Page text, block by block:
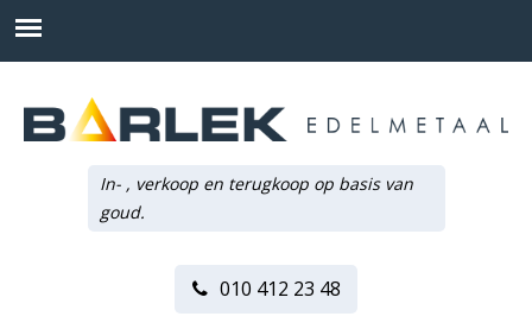
In- , verkoop en terugkoop op basis van
goud.
010 412 23 48